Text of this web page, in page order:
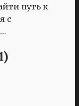
путь к
с